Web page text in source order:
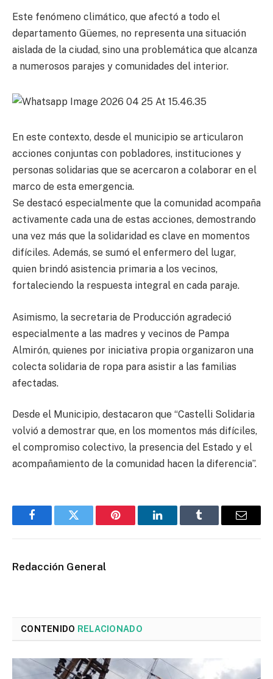
Este fenómeno climático, que afectó a todo el
departamento Güemes, no representa una situación
aislada de la ciudad, sino una problemática que alcanza
a numerosos parajes y comunidades del interior.
En este contexto, desde el municipio se articularon
acciones conjuntas con pobladores, instituciones y
personas solidarias que se acercaron a colaborar en el
marco de esta emergencia.
Se destacó especialmente que la comunidad acompaña
activamente cada una de estas acciones, demostrando
una vez más que la solidaridad es clave en momentos
difíciles. Además, se sumó el enfermero del lugar,
quien brindó asistencia primaria a los vecinos,
fortaleciendo la respuesta integral en cada paraje.
Asimismo, la secretaria de Producción agradeció
especialmente a las madres y vecinos de Pampa
Almirón, quienes por iniciativa propia organizaron una
colecta solidaria de ropa para asistir a las familias
afectadas.
Desde el Municipio, destacaron que “Castelli Solidaria
volvió a demostrar que, en los momentos más difíciles,
el compromiso colectivo, la presencia del Estado y el
acompañamiento de la comunidad hacen la diferencia”.
FacebookTwitter Pinterest LinkedInTumblr Email
Redacción General
CONTENIDO RELACIONADO